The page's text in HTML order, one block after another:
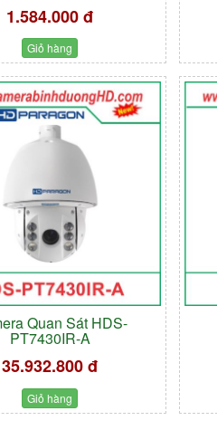
1.584.000 đ
Giỏ hàng
Quan Sát HDS-
PT7430IR-A
35.932.800 đ
Giỏ hàng